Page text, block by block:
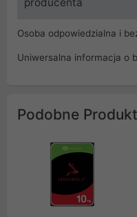
Osoba odpowiedzialna i
Uniwersalna informacja o
Podobne